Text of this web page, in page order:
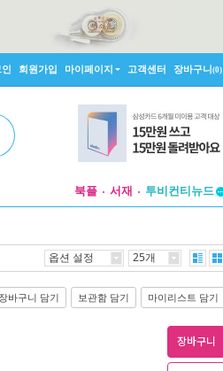
인 회원가입 마이페이지 고객센터 장바구니(0)
북플 서재
투비컨티뉴드
옵션 설정 25개
장바구니 담기 보관함 담기 마이리스트 담기
장바구니